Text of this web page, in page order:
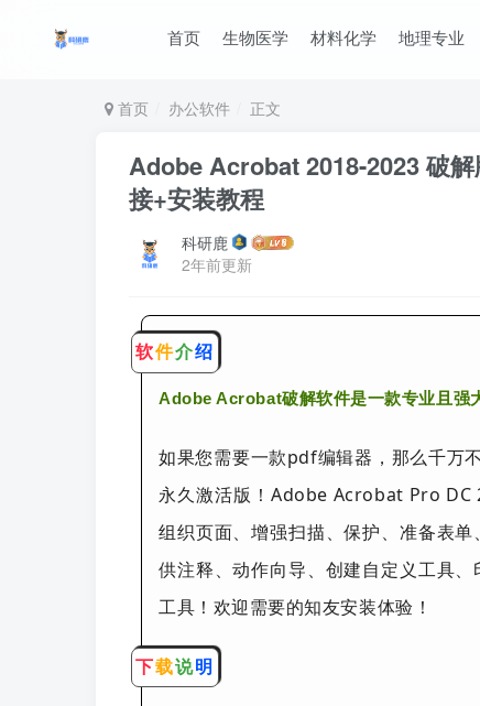
首页 生物医学 材料化学 地理专业
首页 办公软件 正文
Adobe Acrobat 2018-2023 破
接+安装教程
科研鹿
2年前更新
软件介绍
Adobe Acrobat破解软件是一款专业且强
如果您需要一款pdf编辑器，那么千万
永久激活版！Adobe Acrobat Pro DC
组织页面、增强扫描、保护、准备表
供注释、动作向导、创建自定义工具
工具！欢迎需要的知友安装体验！
下载说明